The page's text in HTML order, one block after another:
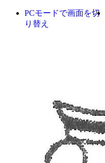
PCモードで画面を切
り替え